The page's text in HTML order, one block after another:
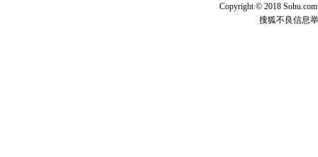
Copyright © 2018
搜狐不良信息